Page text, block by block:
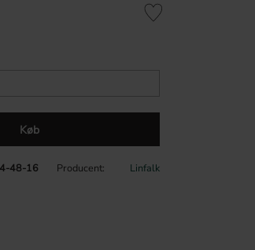
Køb
Gem som favorit
48-16 Producent Linfalk